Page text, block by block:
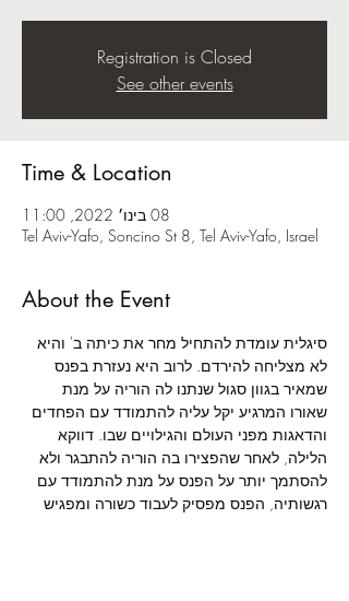
Registration is Closed
See other events
Time & Location
08 בינו׳ 2022, 11:00
Tel Aviv-Yafo, Soncino St 8, Tel Aviv-Yafo, Israel
About the Event
סיגלית עומדת להתחיל מחר את כיתה ב' והיא
לא מצליחה להירדם. לרוב היא נעזרת בפנס
שמאיר בגוון סגול שנתנו לה הוריה על מנת
שאורו המרגיע יקל עליה להתמודד עם הפחדים
והדאגות מפני העולם והגילויים שבו. דווקא
הלילה, לאחר שהפצירו בה הוריה להתבגר ולא
להסתמך יותר על הפנס על מנת להתמודד עם
רגשותיה, הפנס מפסיק לעבוד כשורה ומפגיש